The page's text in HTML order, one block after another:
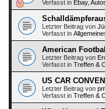
Verfasst in Ebay,
Letzter Beitrag von
Verfasst in
American
Letzter Beitrag von
Verfasst in Treffen &
US CAR
Letzter Beitrag von
Verfasst in Treffen &